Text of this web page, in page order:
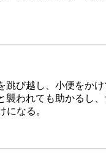
跳び越し、小便をかけ
襲われても助かるし、
になる。